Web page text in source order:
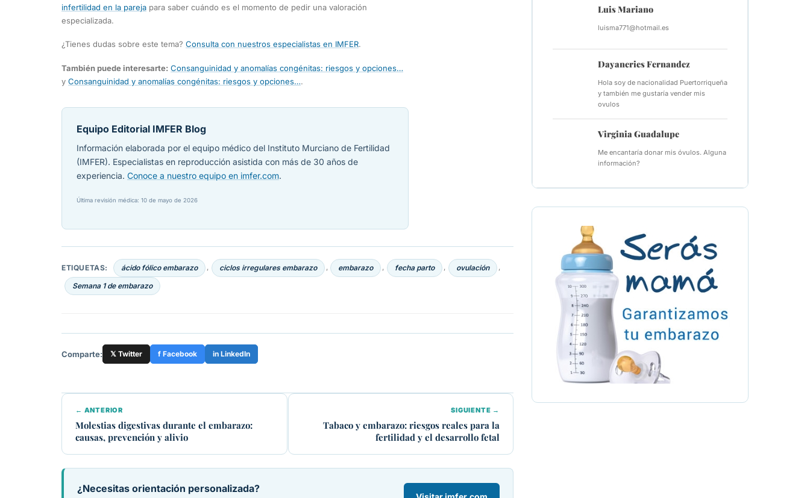
infertilidad en la pareja para saber cuándo es el momento de pedir una valoración
especializada.
¿Tienes dudas sobre este tema? Consulta con nuestros especialistas en IMFER.
También puede interesarte: Consanguinidad y anomalías congénitas: riesgos y opciones…
y Consanguinidad y anomalías congénitas: riesgos y opciones….
Equipo Editorial IMFER Blog
Información elaborada por el equipo médico del Instituto Murciano de Fertilidad
(IMFER). Especialistas en reproducción asistida con más de 30 años de
experiencia. Conoce a nuestro equipo en imfer.com.
Última revisión médica: 10 de mayo de 2026
ETIQUETAS: ácido fólico embarazo , ciclos irregulares embarazo , embarazo , fecha parto , ovulación ,
Semana 1 de embarazo
Comparte: 𝕏 Twitter f Facebook in LinkedIn
← ANTERIOR
Molestias digestivas durante el embarazo:
causas, prevención y alivio
SIGUIENTE →
Tabaco y embarazo: riesgos reales para la
fertilidad y el desarrollo fetal
¿Necesitas orientación personalizada?
Luis Mariano
luisma771@hotmail.es
Dayaneries Fernandez
Hola soy de nacionalidad Puertorriqueña
y también me gustaría vender mis
ovulos
Virginia Guadalupe
Me encantaría donar mis óvulos. Alguna
información?